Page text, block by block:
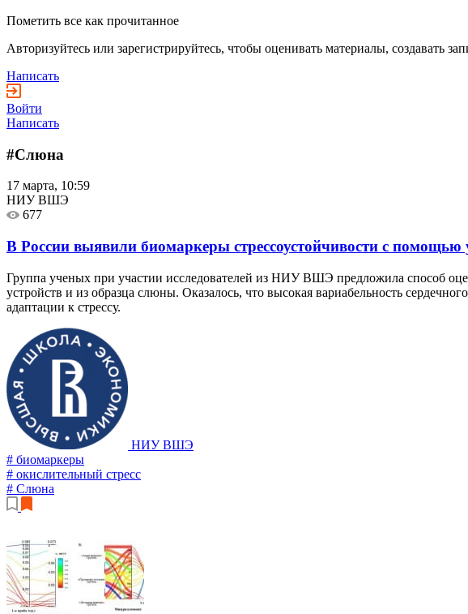
Пометить все как прочитанное
Авторизуйтесь или зарегистрируйтесь, чтобы оценивать материалы, создавать
Написать
Войти
Написать
#Слюна
17 марта, 10:59
НИУ ВШЭ
677
В России выявили биомаркеры стрессоустойчивости с
Группа ученых при участии исследователей из НИУ ВШЭ предложила способ
устройств и из образца слюны. Оказалось, что высокая вариабельность
адаптации к стрессу.
НИУ ВШЭ
# биомаркеры
# окислительный стресс
# Слюна